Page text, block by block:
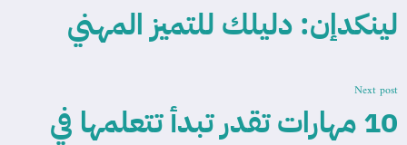
لينكدإن: دليلك للتميز المهني
Next post
10 مهارات تقدر تبدأ تتعلمها في